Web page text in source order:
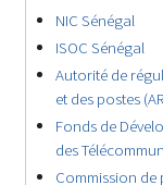
NIC Sénégal
ISOC Sénégal
Autorité de
et des postes
Fonds de
des
Commission